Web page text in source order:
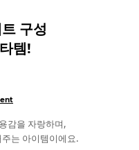
구성
템!
감을 자랑하며,
는 아이템이에요.